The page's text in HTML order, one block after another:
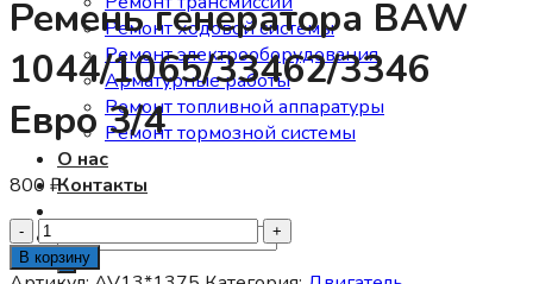
Ремонт ходовой системы
Ремонт электрооборудования
Арматурные работы
Ремонт топливной аппаратуры
Ремонт тормозной системы
О нас
Контакты
Искать:
Ремень генератора BAW
1044/1065/33462/3346
Евро 3/4
800 ₽
Количество
товара
В корзину